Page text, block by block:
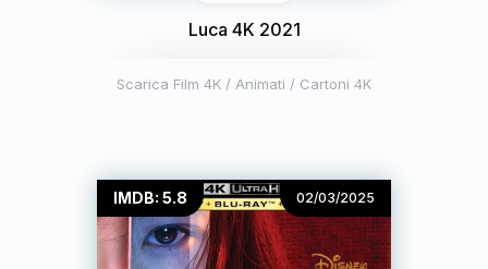
Luca 4K 2021
Scarica Film 4K / Animati / Cartoni 4K
IMDB: 5.8 02/03/2025